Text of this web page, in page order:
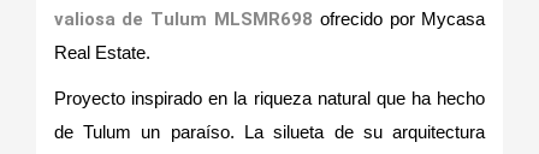
valiosa de Tulum MLSMR698 ofrecido por Mycasa
Real Estate.
Proyecto inspirado en la riqueza natural que ha hecho
de Tulum un paraíso. La silueta de su arquitectura